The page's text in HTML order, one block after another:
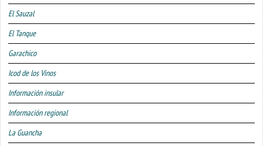
El Sauzal
El Tanque
Garachico
Icod de los Vinos
Información insular
Información regional
La Guancha